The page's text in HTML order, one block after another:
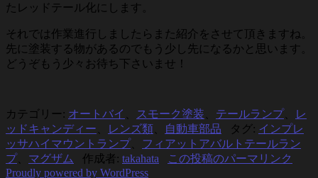
たレッドテール化にします。
それでは作業進行しましたらまた紹介をさせて頂きますね。
先に塗装する物があるのでもう少し先になるかと思います。
どうぞもう少々お待ち下さいませ！
カテゴリー: オートバイ スモーク塗装 テールランプ
レ
ッドキャンディー
レンズ類 自動車部品 タグ: インプレ
ッサハイマウントランプ
フィアットアバルトテールラン
プ
マグザム 作成者: takahata
この投稿のパーマリンク
Proudly powered by WordPress